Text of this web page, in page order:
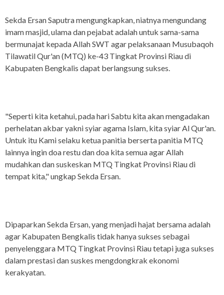
Sekda Ersan Saputra mengungkapkan, niatnya mengundang
imam masjid, ulama dan pejabat adalah untuk sama-sama
bermunajat kepada Allah SWT agar pelaksanaan Musubaqoh
Tilawatil Qur'an (MTQ) ke-43 Tingkat Provinsi Riau di
Kabupaten Bengkalis dapat berlangsung sukses.
"Seperti kita ketahui, pada hari Sabtu kita akan mengadakan
perhelatan akbar yakni syiar agama Islam, kita syiar Al Qur'an.
Untuk itu Kami selaku ketua panitia berserta panitia MTQ
lainnya ingin doa restu dan doa kita semua agar Allah
mudahkan dan suskeskan MTQ Tingkat Provinsi Riau di
tempat kita," ungkap Sekda Ersan.
Dipaparkan Sekda Ersan, yang menjadi hajat bersama adalah
agar Kabupaten Bengkalis tidak hanya sukses sebagai
penyelenggara MTQ Tingkat Provinsi Riau tetapi juga sukses
dalam prestasi dan suskes mengdongkrak ekonomi
kerakyatan.